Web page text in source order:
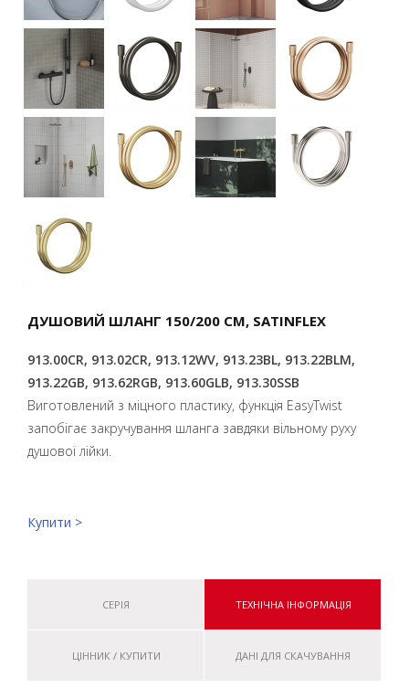
ДУШОВИЙ ШЛАНГ 150/200 СМ, SATINFLEX
913.00CR, 913.02CR, 913.12WV, 913.23BL, 913.22BLM,
913.22GB, 913.62RGB, 913.60GLB, 913.30SSB
Виготовлений з міцного пластику, функція EasyTwist
запобігає закручування шланга завдяки вільному руху
душової лійки.
Купити >
СЕРІЯ ТЕХНІЧНА ІНФОРМАЦІЯ
ЦІННИК / КУПИТИ ДАНІ ДЛЯ СКАЧУВАННЯ